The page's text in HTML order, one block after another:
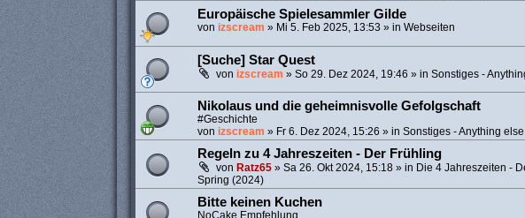
Europäische Spielesammler Gilde
von izscream » Mi 5. Feb 2025, 13:53 » in Webseiten
[Suche] Star Quest
von izscream » So 29. Dez 2024, 19:46 » in Sonstiges -
Nikolaus und die geheimnisvolle Gefolgschaft
#Geschichte
von izscream » Fr 6. Dez 2024, 15:26 » in Sonstiges - Anything else
Regeln zu 4 Jahreszeiten - Der Frühling
von Ratz65» Sa 26. Okt 2024, 15:18» in Die 4 Jahreszeiten -
Spring (2024)
Bitte keinen Kuchen